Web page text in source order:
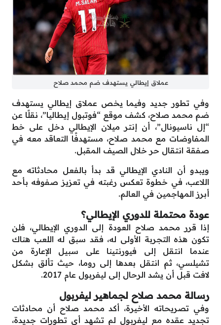
عملاق إيطالي يستهدف ضم محمد صلاح
وفي تطور جديد وفيما يخص عملاق إيطالي يستهدف
ضم محمد صلاح، كشف موقع “فوتبول إيطاليا”، نقلًا عن
“إل ناسيونال”، أن إنتر ميلان الإيطالي دخل على خط
المفاوضات مع محمد صلاح، مستهدفًا التعاقد معه في
صفقة انتقال حر خلال الصيف المقبل.
ويبدو أن النادي الإيطالي قد بدأ بالفعل محادثاته مع
اللاعب، في خطوة تعكس رغبته في تعزيز صفوفه بأحد
أبرز المهاجمين في العالم.
عودة محتملة للدوري الإيطالي؟
إذا قرر محمد صلاح العودة إلى الدوري الإيطالي، فلن
تكون هذه التجربة الأولى له، فقد سبق له اللعب هناك
عندما انتقل إلى فيورنتينا على سبيل الإعارة من
تشيلسي، ثم انتقل بعدها إلى روما، حيث تألق بشكل
لافت قبل أن يشد الرحال إلى ليفربول عام 2017.
رسالة محمد صلاح لجماهير ليفربول
وفي تصريحاته الأخيرة، أكد محمد صلاح أن محادثات
تجديد عقده مع ليفربول لم تشهد أي تطورات جديدة،